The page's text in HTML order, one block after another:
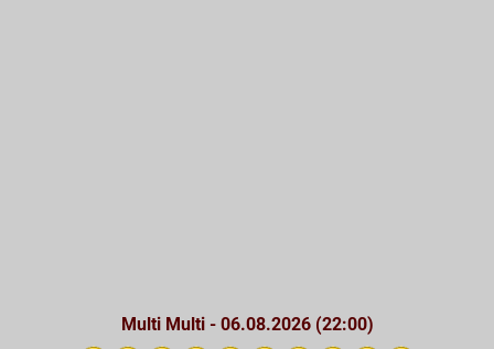
Multi Multi - 06.08.2026 (22:00)